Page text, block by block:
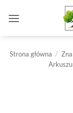
Strona główna /
Arkuszu